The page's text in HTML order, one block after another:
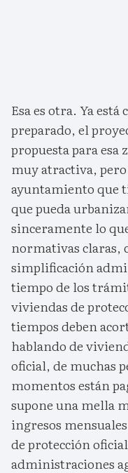
Esa es otra. Ya
preparado, el
propuesta para esa
muy atractiva,
ayuntamiento que
que pueda
sinceramente lo
normativas claras,
simplificación
tiempo de los
viviendas de
tiempos deben
hablando de
oficial, de muchas
momentos están
supone una mella
ingresos
de protección
administraciones